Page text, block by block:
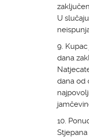
U
9.
dana
dana od
10.